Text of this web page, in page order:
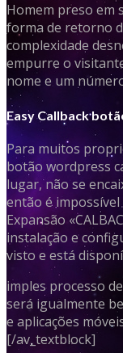
Homem preso em
forma de retorno
complexidade
empurre o
nome e um
Easy Callback
Para muitos
botão wordpress
lugar, não se
então é
Expansão
instalação e
visto e está
imples processo
será igualmente
e aplicações
[/av_textblock]